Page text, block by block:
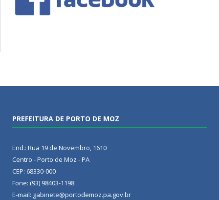
PREFEITURA DE PORTO DE MOZ
End.: Rua 19 de Novembro, 1610
Centro - Porto de Moz - PA
CEP: 68330-000
Fone: (93) 98403-1198
E-mail: gabinete@portodemoz.pa.gov.br